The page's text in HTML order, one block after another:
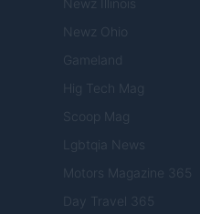
Newz Illinois
Newz Ohio
Gameland
Hig Tech Mag
Scoop Mag
Lgbtqia News
Motors Magazine 365
Day Travel 365